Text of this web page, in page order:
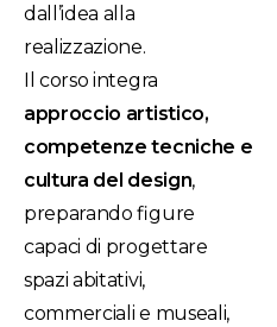
dall’idea alla
realizzazione.
Il corso integra
approccio artistico,
competenze tecniche e
cultura del design,
preparando figure
capaci di progettare
spazi abitativi,
commerciali e museali,